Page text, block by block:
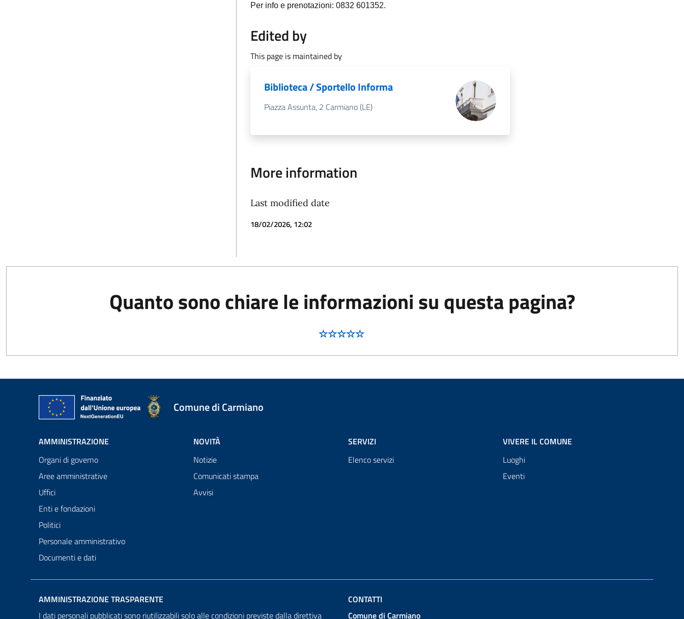
Per info e prenotazioni: 0832 601352.
Edited by
This page is maintained by
Biblioteca / Sportello Informa
Piazza Assunta, 2 Carmiano (LE)
More information
Last modified date
18/02/2026, 12:02
Quanto sono chiare le informazioni su questa pagina?
Comune di Carmiano
AMMINISTRAZIONE
Organi di governo
Aree amministrative
Uffici
Enti e fondazioni
Politici
Personale amministrativo
Documenti e dati
NOVITÀ
Notizie
Comunicati stampa
Avvisi
SERVIZI
Elenco servizi
VIVERE IL COMUNE
Luoghi
Eventi
AMMINISTRAZIONE TRASPARENTE
I dati personali pubblicati sono riutilizzabili solo alle condizioni previste dalla direttiva
CONTATTI
Comune di Carmiano